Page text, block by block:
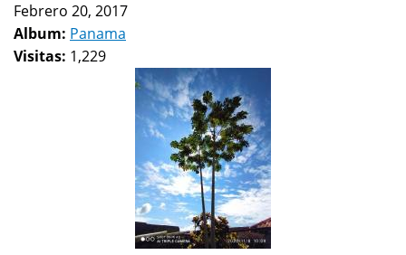
Febrero 20, 2017
Album: Panama
Visitas: 1,229